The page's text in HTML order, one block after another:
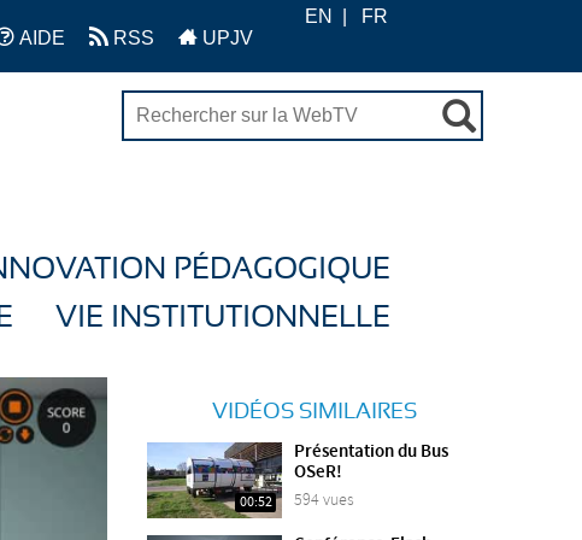
AIDE RSS UPJV
EN FR
PÉDAGOGIQUE
VIE INSTITUTIONNELLE
VIDÉOS SIMILAIRES
00:52
Présentation du Bus
OSeR!
594 vues